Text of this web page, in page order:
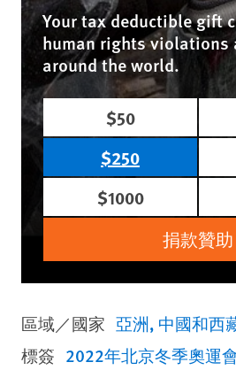
Your tax deductible gift
human rights violations
around the world.
$50
$250
$1000
捐款贊助
區域／國家 亞洲 中國和西
標簽 2022年北京冬季奧運